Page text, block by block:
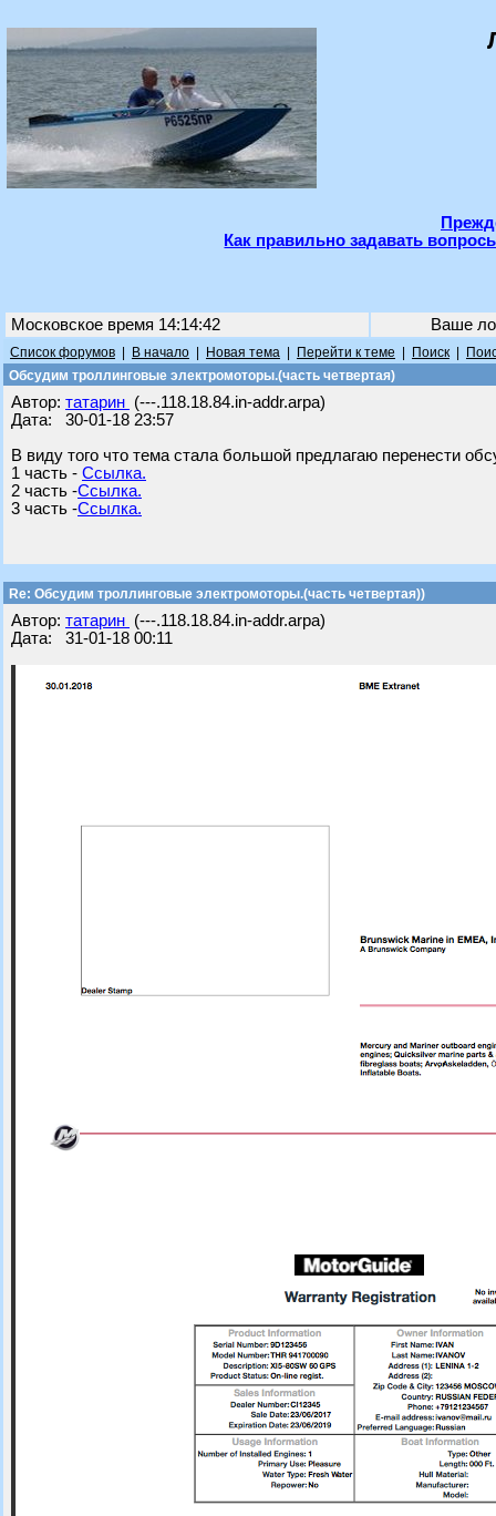
Как правильно задавать
Московское время 14:14:42 Ваше
Список форумов В начало Новая тема Перейти к теме Поиск
Обсудим троллинговые электромоторы.(часть четвертая)
Автор: татарин (---.118.18.84.in-addr.arpa)
Дата: 30-01-18 23:57
В виду того что тема стала большой предлагаю перенести
1 часть - Ссылка.
2 часть -Ссылка.
3 часть -Ссылка.
Re: Обсудим троллинговые электромоторы.(часть четвертая))
Автор: татарин (---.118.18.84.in-addr.arpa)
Дата: 31-01-18 00:11